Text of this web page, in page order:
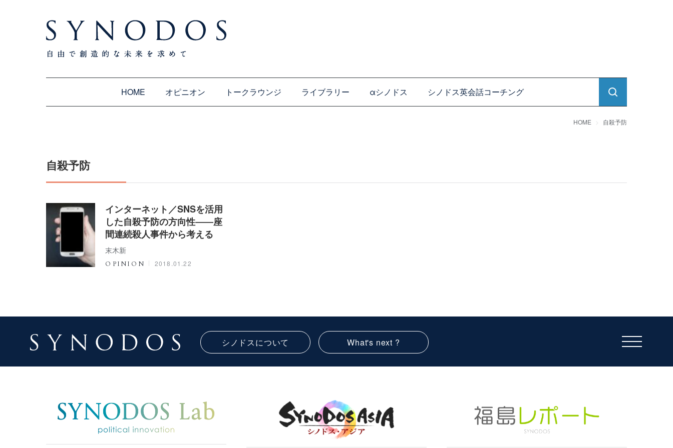
HOME オピニオン トークラウンジ ライブラリー αシノドス シノドス英会話コーチング
HOME 自殺予防
自殺予防
インターネット／SNSを活用
した自殺予防の方向性――座
間連続殺人事件から考える
末木新
OPINION 2018.01.22
シノドスについて What's next ?